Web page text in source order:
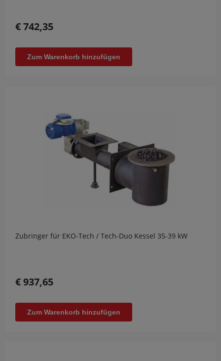
€ 742,35
Zum Warenkorb hinzufügen
Zubringer für EKO-Tech / Tech-Duo Kessel 35-39 kW
€ 937,65
Zum Warenkorb hinzufügen